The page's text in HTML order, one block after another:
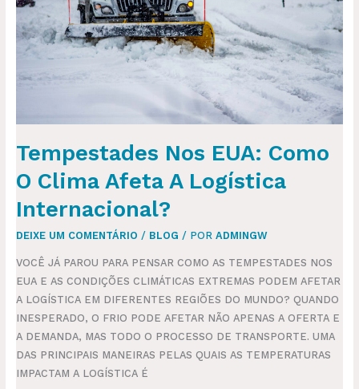
Tempestades Nos EUA: Como
O Clima Afeta A Logística
Internacional?
DEIXE UM COMENTÁRIO / BLOG / POR ADMINGW
VOCÊ JÁ PAROU PARA PENSAR COMO AS TEMPESTADES NOS
EUA E AS CONDIÇÕES CLIMÁTICAS EXTREMAS PODEM AFETAR
A LOGÍSTICA EM DIFERENTES REGIÕES DO MUNDO? QUANDO
INESPERADO, O FRIO PODE AFETAR NÃO APENAS A OFERTA E
A DEMANDA, MAS TODO O PROCESSO DE TRANSPORTE. UMA
DAS PRINCIPAIS MANEIRAS PELAS QUAIS AS TEMPERATURAS
IMPACTAM A LOGÍSTICA É
CLIMA
AFETA
LOGÍSTICA
INTERNACIONAL?